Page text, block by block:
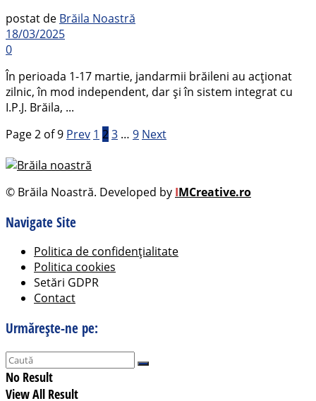
postat de Brăila Noastră
18/03/2025
0
În perioada 1-17 martie, jandarmii brăileni au acţionat
zilnic, în mod independent, dar şi în sistem integrat cu
I.P.J. Brăila, ...
Page 2 of 9 Prev 1 23 … 9 Next
© Brăila Noastră. Developed by IMCreative.ro
Navigate Site
Politica de confidențialitate
Politica cookies
Setări GDPR
Contact
Urmărește-ne pe:
No Result
View All Result